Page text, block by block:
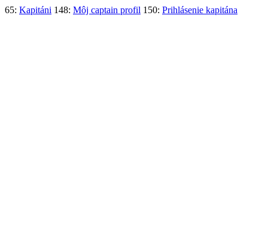
65: Kapitáni 148: Môj captain profil 150: Prihlásenie kapitána